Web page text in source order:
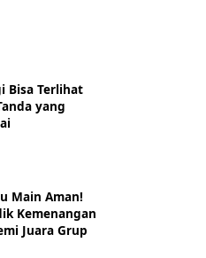
Bisa Terlihat
yang
Main Aman!
Kemenangan
Juara Grup